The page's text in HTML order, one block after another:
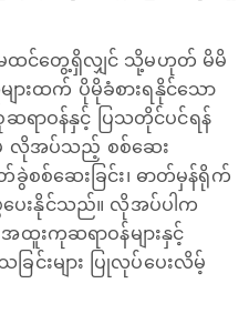
တ်မထင်တွေ့ရှိလျှင် သို့မဟုတ် မိမိ
ားထက် ပိုမိုခံစားရနိုင်သော
ဆရာဝန်နှင့် ပြသတိုင်ပင်ရန်
လိုအပ်သည့် စစ်ဆေး
တ်ခွဲစစ်ဆေးခြင်း၊ ဓာတ်မှန်ရိုက်
ေပေးနိုင်သည်။ လိုအပ်ပါက
းကုဆရာဝန်များနှင့်
ြင်းများ ပြုလုပ်ပေးလိမ့်